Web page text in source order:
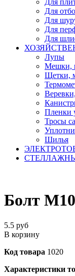
Для
Для
Для
Для
Для
Лупы
Мешки,
Щетки,
Пленки
Тросы
Шилья
Болт
5.5 руб
В корзину
Код товара 1020
Характеристики